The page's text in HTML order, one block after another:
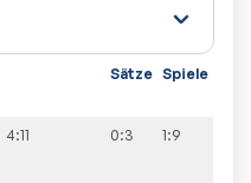
Sätze Spiele
4:11 0:3 1:9